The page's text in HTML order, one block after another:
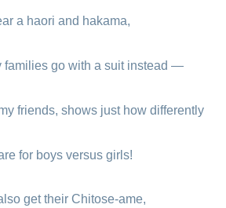
a haori and hakama,
families go with a suit instead —
friends, shows just how differently
for boys versus girls!
get their Chitose-ame,